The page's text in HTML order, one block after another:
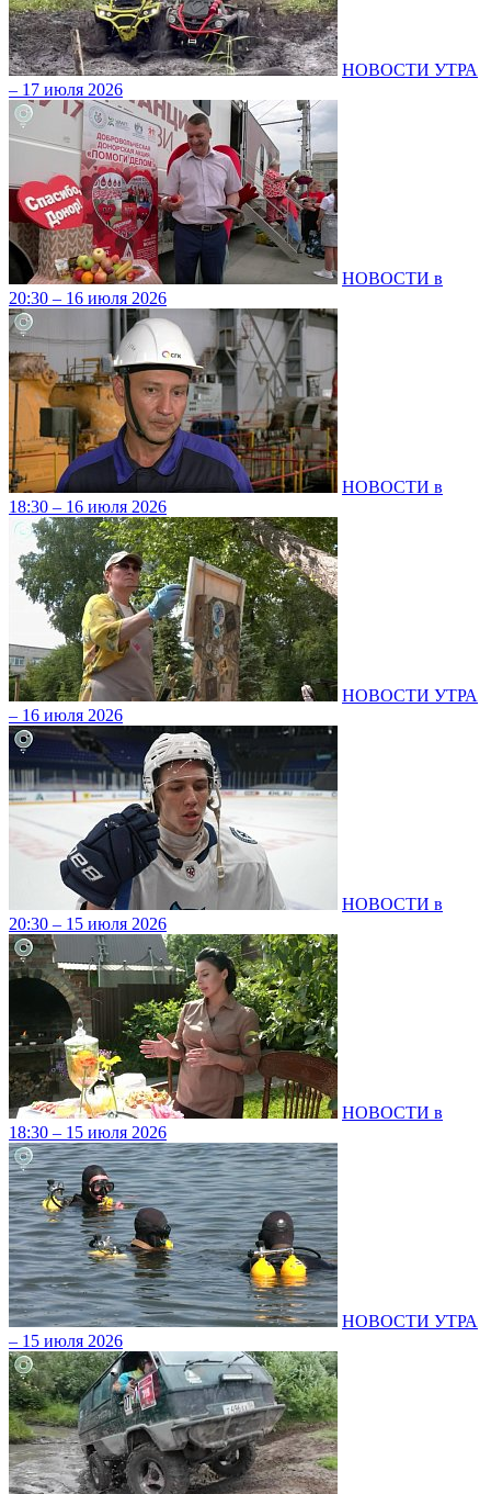
НОВОСТИ УТРА
– 17 июля 2026
НОВОСТИ в
20:30 – 16 июля 2026
НОВОСТИ в
18:30 – 16 июля 2026
НОВОСТИ УТРА
– 16 июля 2026
НОВОСТИ в
20:30 – 15 июля 2026
НОВОСТИ в
18:30 – 15 июля 2026
НОВОСТИ УТРА
– 15 июля 2026